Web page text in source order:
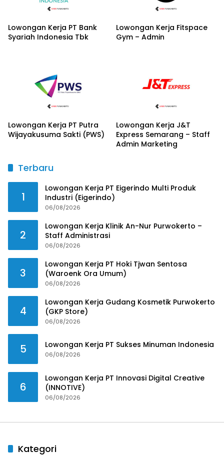
Lowongan Kerja PT Bank
Syariah Indonesia Tbk
Lowongan Kerja Fitspace
Gym – Admin
Lowongan Kerja PT Putra
Wijayakusuma Sakti (PWS)
Lowongan Kerja J&T
Express Semarang – Staff
Admin Marketing
Terbaru
1
Lowongan Kerja PT Eigerindo Multi Produk
Industri (Eigerindo)
06/08/2026
2
Lowongan Kerja Klinik An-Nur Purwokerto –
Staff Administrasi
06/08/2026
3
Lowongan Kerja PT Hoki Tjwan Sentosa
(Waroenk Ora Umum)
06/08/2026
4
Lowongan Kerja Gudang Kosmetik Purwokerto
(GKP Store)
06/08/2026
5 Lowongan Kerja PT Sukses Minuman Indonesia
06/08/2026
6
Lowongan Kerja PT Innovasi Digital Creative
(INNOTIVE)
06/08/2026
Kategori